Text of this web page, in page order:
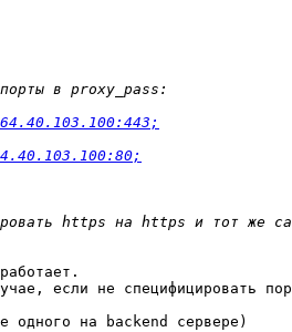
если не специфицировать
одного на backend сервере)